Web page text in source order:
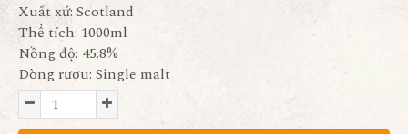
Xuất xứ: Scotland
Thể tích: 1000ml
Nồng độ: 45.8%
Dòng rượu: Single malt